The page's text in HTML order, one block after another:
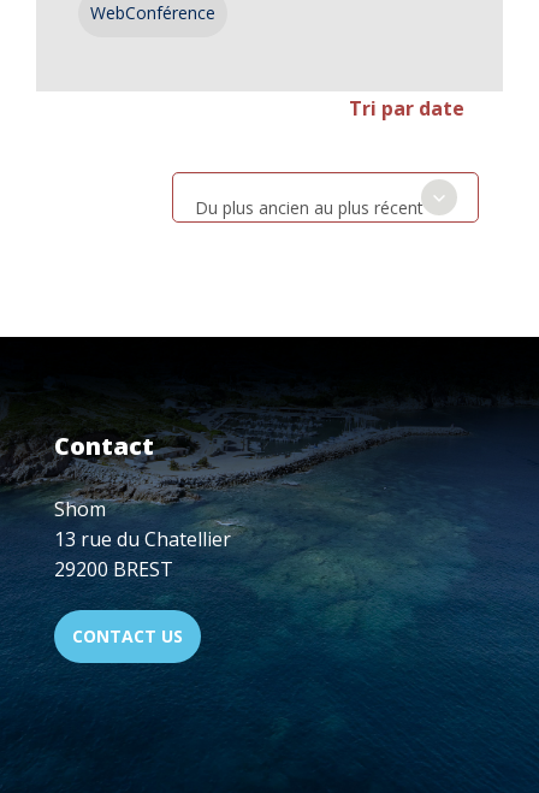
WebConférence
Tri par date
Du plus ancien au plus récent
Contact
Shom
13 rue du Chatellier
29200 BREST
CONTACT US